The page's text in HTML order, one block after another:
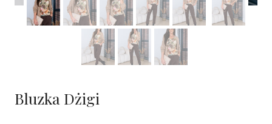
Bluzka Dżigi